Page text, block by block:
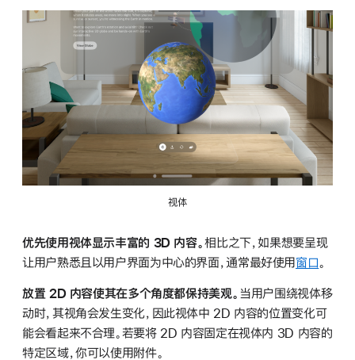
视体
优先使用视体显示丰富的 3D 内容。相比之下，如果想要呈现
让用户熟悉且以用户界面为中心的界面，通常最好使用窗口。
放置 2D 内容使其在多个角度都保持美观。 当用户围绕视体移
动时，其视角会发生变化，因此视体中 2D 内容的位置变化可
能会看起来不合理。若要将 2D 内容固定在视体内 3D 内容的
特定区域，你可以使用附件。